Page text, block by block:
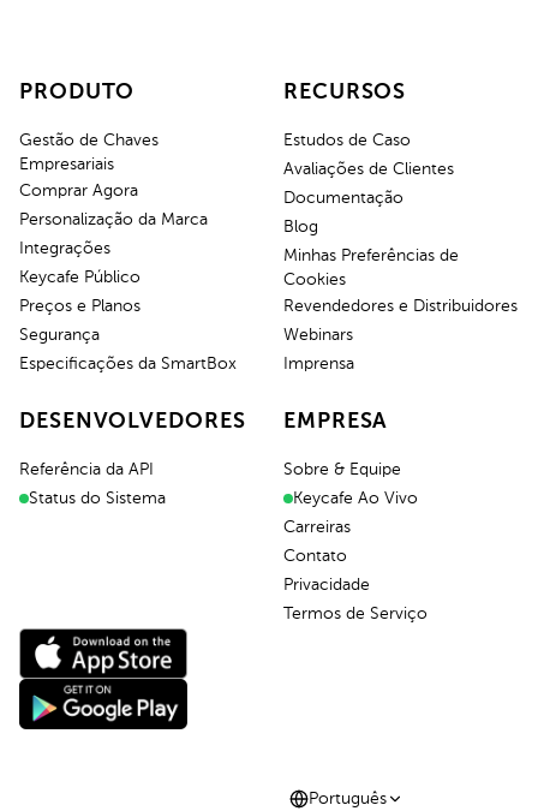
PRODUTO
Gestão de Chaves
Empresariais
Comprar Agora
Personalização da Marca
Integrações
Keycafe Público
Preços e Planos
Segurança
Especificações da SmartBox
RECURSOS
Estudos de Caso
Avaliações de Clientes
Documentação
Blog
Minhas Preferências de
Cookies
Revendedores e Distribuidores
Webinars
Imprensa
DESENVOLVEDORES
Referência da API
Status do Sistema
EMPRESA
Sobre & Equipe
Keycafe Ao Vivo
Carreiras
Contato
Privacidade
Termos de Serviço
Português